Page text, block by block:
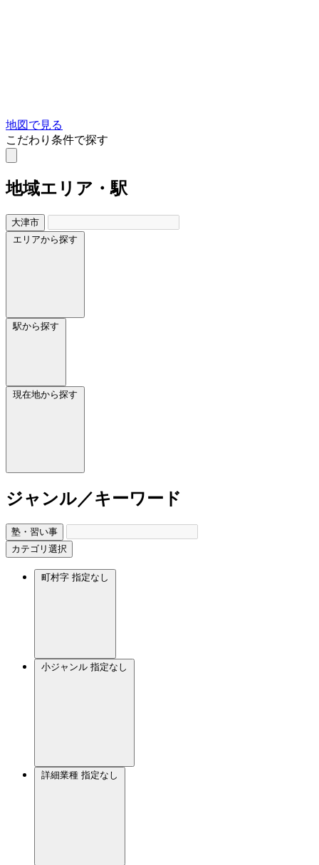
地図で見る
こだわり条件で探す
地域エリア・駅
大津市
エリアから探す
駅から探す
現在地から探す
ジャンル／キーワード
塾・習い事
カテゴリ選択
町村字 指定なし
小ジャンル 指定なし
詳細業種 指定なし